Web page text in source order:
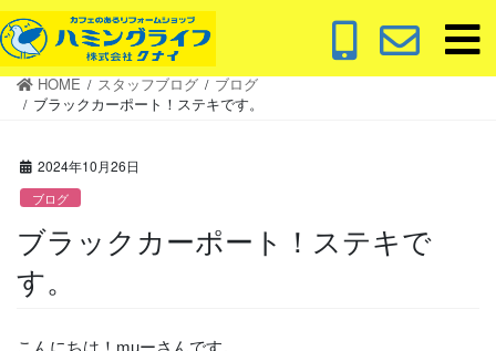
コ
ン
テ
ナ
ビ
ゲ
HOME スタッフブログ
ブログ
ブラックカーポート！ステキです。
2024年10月26日
ブログ
ブラックカーポート！ステキで
す。